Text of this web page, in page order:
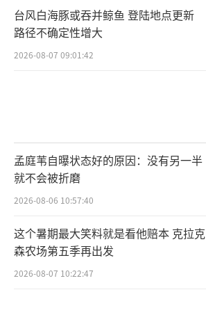
台风白海豚或吞并鲸鱼 登陆地点更新
路径不确定性增大
2026-08-07 09:01:42
孟庭苇自曝状态好的原因：没有另一半
就不会被折磨
2026-08-06 10:57:40
这个暑期最大笑料就是看他赔本 克拉克
森农场第五季再出发
2026-08-07 10:22:47